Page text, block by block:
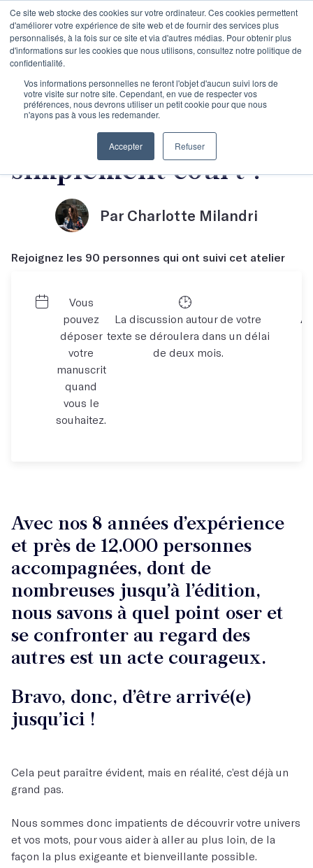
Ce site web stocke des cookies sur votre ordinateur. Ces cookies permettent
d'améliorer votre expérience de site web et de fournir des services plus
personnalisés, à la fois sur ce site et via d'autres médias. Pour obtenir plus
d'informations sur les cookies que nous utilisons, consultez notre politique de
confidentialité.
Vos informations personnelles ne feront l'objet d'aucun suivi lors de
votre visite sur notre site. Cependant, en vue de respecter vos
préférences, nous devrons utiliser un petit cookie pour que nous
n'ayons pas à vous les redemander.
Accepter Refuser
Le manuscrit en
cours... ou
simplement court !
Par Charlotte Milandri
Rejoignez les 90 personnes qui ont suivi cet atelier
Vous
pouvez
déposer
votre
manuscrit
quand
vous le
souhaitez.
La discussion autour de votre
texte se déroulera dans un délai
de deux mois.
À
Avec nos 8 années d’expérience
et près de 12.000 personnes
accompagnées, dont de
nombreuses jusqu’à l’édition,
nous savons à quel point oser et
se confronter au regard des
autres est un acte courageux.
Bravo, donc, d’être arrivé(e)
jusqu’ici !
Cela peut paraître évident, mais en réalité, c’est déjà un
grand pas.
Nous sommes donc impatients de découvrir votre univers
et vos mots, pour vous aider à aller au plus loin, de la
façon la plus exigeante et bienveillante possible.